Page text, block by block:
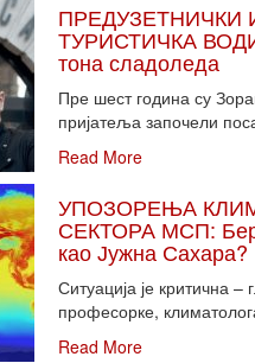
ПРЕДУЗЕТНИЧКИ
ТУРИСТИЧКА
тона сладоледа
Пре шест година су
пријатеља започели
Read More
УПОЗОРЕЊА
СЕКТОРА МСП:
као Јужна Сахара?
Ситуација је критична –
професорке,
Read More